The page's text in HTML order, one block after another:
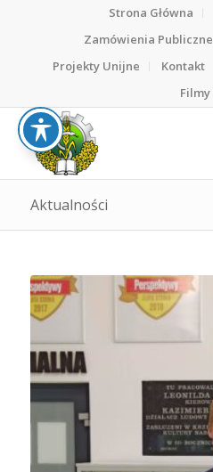
Strona Główna
Zamówienia Publiczne
Projekty Unijne
Kontakt
Filmy
Aktualności